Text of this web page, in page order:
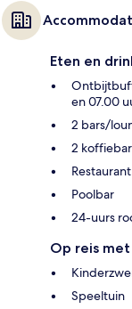
Eten en
en 07.00
2 bars/
2
Restaurant
Poolbar
24-uurs
Op reis
Speeltuin